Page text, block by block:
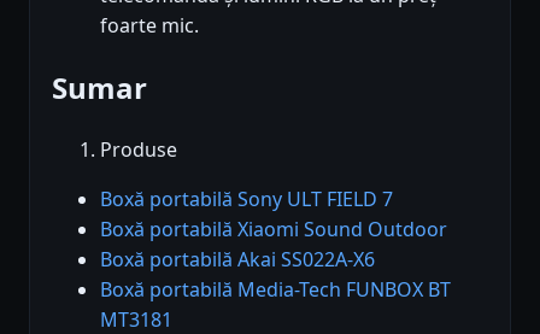
foarte mic.
Sumar
Produse
Boxă portabilă Sony ULT FIELD 7
Boxă portabilă Xiaomi Sound Outdoor
Boxă portabilă Akai SS022A-X6
Boxă portabilă Media-Tech FUNBOX BT
MT3181